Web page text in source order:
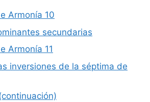
Armonía 10
secundarias
Armonía 11
inversiones de la séptima de